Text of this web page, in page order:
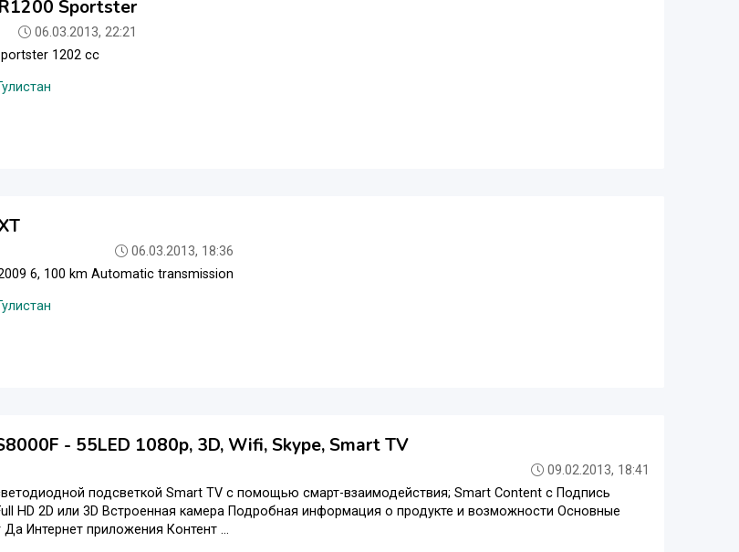
Sportster
06.03.2013, 22:21
1202 cc
06.03.2013, 18:36
6, 100 km Automatic transmission
- 55LED 1080p, 3D, Wifi, Skype, Smart TV
09.02.2013, 18:41
подсветкой Smart TV с помощью смарт-взаимодействия; Smart Content с Подпись
HD 2D или 3D Встроенная камера Подробная информация о продукте и возможности Основные
Да Интернет приложения Контент ...